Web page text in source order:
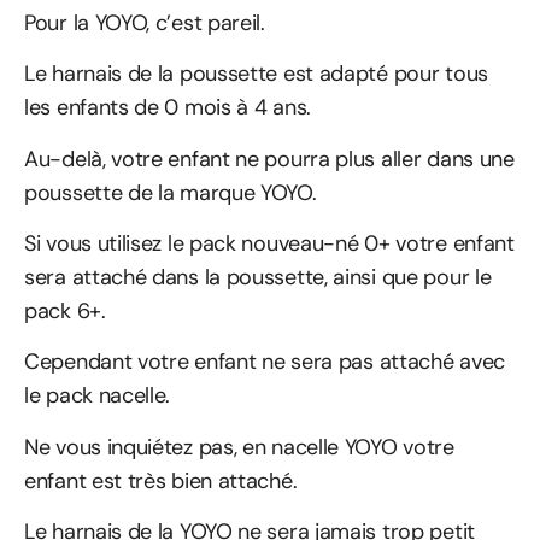
Pour la YOYO, c’est pareil.
Le harnais de la poussette est adapté pour tous
les enfants de 0 mois à 4 ans.
Au-delà, votre enfant ne pourra plus aller dans une
poussette de la marque YOYO.
Si vous utilisez le pack nouveau-né 0+ votre enfant
sera attaché dans la poussette, ainsi que pour le
pack 6+.
Cependant votre enfant ne sera pas attaché avec
le pack nacelle.
Ne vous inquiétez pas, en nacelle YOYO votre
enfant est très bien attaché.
Le harnais de la YOYO ne sera jamais trop petit